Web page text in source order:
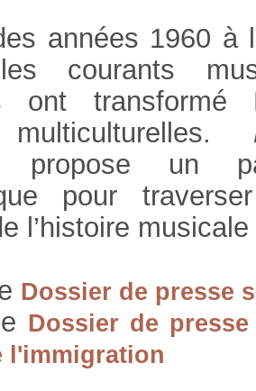
années 1960 à
courants
ont
propose un
pour
l’histoire
Dossier de presse
Dossier de
l'immigration